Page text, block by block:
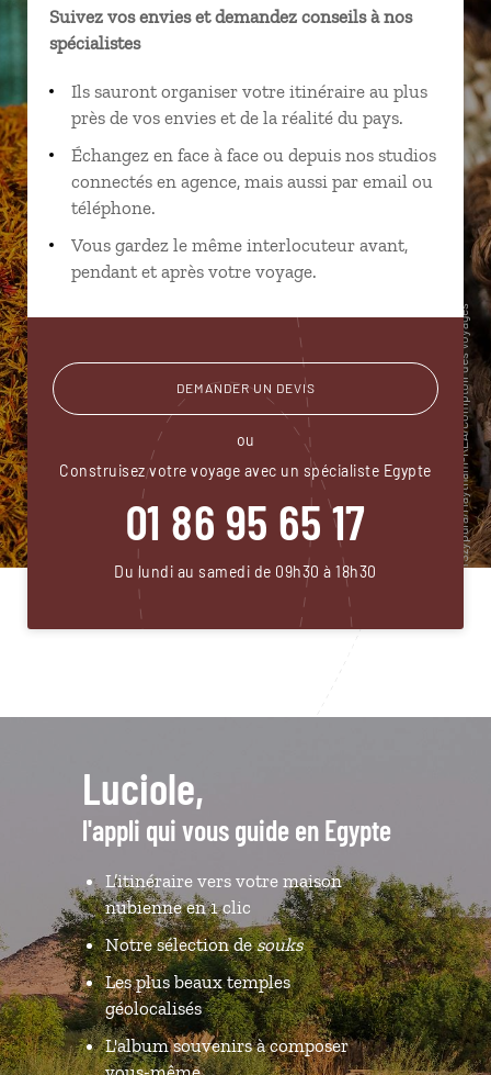
Suivez vos envies et demandez conseils à nos
spécialistes
Ils sauront organiser votre itinéraire au plus
près de vos envies et de la réalité du pays.
Échangez en face à face ou depuis nos studios
connectés en agence, mais aussi par email ou
téléphone.
Vous gardez le même interlocuteur avant,
pendant et après votre voyage.
DEMANDER UN DEVIS
ou
Construisez votre voyage avec un spécialiste Egypte
01 86 95 65 17
Du lundi au samedi de 09h30 à 18h30
Luciole,
l'appli qui vous guide en Egypte
L’itinéraire vers votre maison
nubienne en 1 clic
Notre sélection desouks
Les plus beaux temples
géolocalisés
L'album souvenirs à composer